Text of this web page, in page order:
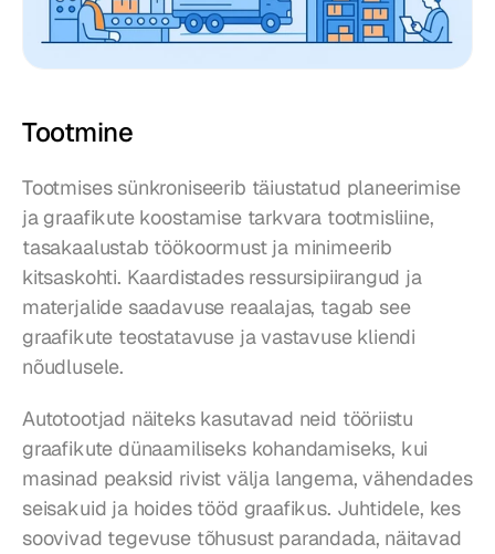
Tootmine
Tootmises sünkroniseerib täiustatud planeerimise
ja graafikute koostamise tarkvara tootmisliine,
tasakaalustab töökoormust ja minimeerib
kitsaskohti. Kaardistades ressursipiirangud ja
materjalide saadavuse reaalajas, tagab see
graafikute teostatavuse ja vastavuse kliendi
nõudlusele.
Autotootjad näiteks kasutavad neid tööriistu
graafikute dünaamiliseks kohandamiseks, kui
masinad peaksid rivist välja langema, vähendades
seisakuid ja hoides tööd graafikus. Juhtidele, kes